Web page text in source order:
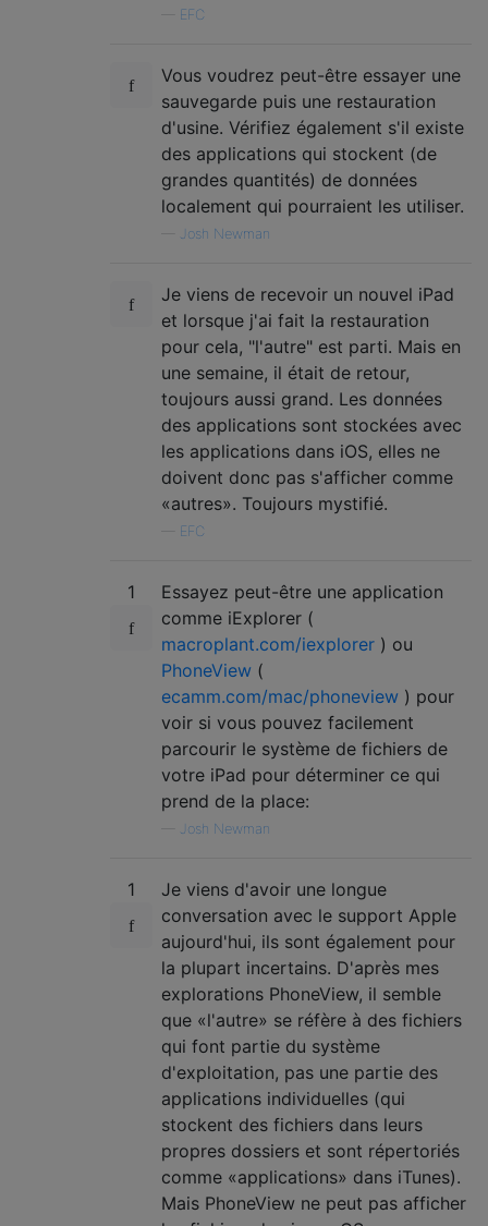
EFC
Vous voudrez peut-être essayer une
sauvegarde puis une restauration
d'usine. Vérifiez également s'il existe
des applications qui stockent (de
grandes quantités) de données
localement qui pourraient les utiliser.
Josh Newman
Je viens de recevoir un nouvel iPad
et lorsque j'ai fait la restauration
pour cela, "l'autre" est parti. Mais en
une semaine, il était de retour,
toujours aussi grand. Les données
des applications sont stockées avec
les applications dans iOS, elles ne
doivent donc pas s'afficher comme
«autres». Toujours mystifié.
EFC
1
Essayez peut-être une application
comme iExplorer (
macroplant.com/iexplorer ) ou
PhoneView (
ecamm.com/mac/phoneview ) pour
voir si vous pouvez facilement
parcourir le système de fichiers de
votre iPad pour déterminer ce qui
prend de la place:
Josh Newman
1
Je viens d'avoir une longue
conversation avec le support Apple
aujourd'hui, ils sont également pour
la plupart incertains. D'après mes
explorations PhoneView, il semble
que «l'autre» se réfère à des fichiers
qui font partie du système
d'exploitation, pas une partie des
applications individuelles (qui
stockent des fichiers dans leurs
propres dossiers et sont répertoriés
comme «applications» dans iTunes).
Mais PhoneView ne peut pas afficher